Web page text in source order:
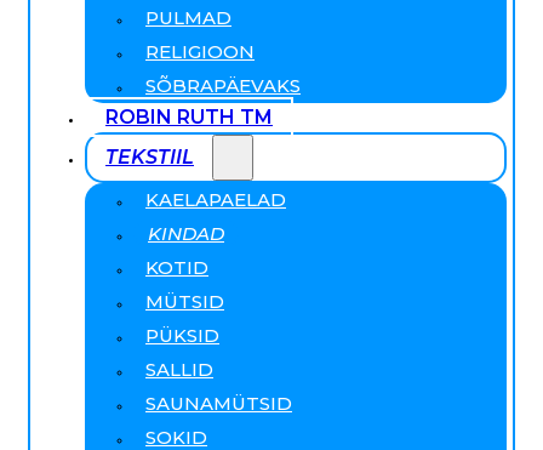
PULMAD
RELIGIOON
SÕBRAPÄEVAKS
ROBIN RUTH TM
TEKSTIIL
KAELAPAELAD
KINDAD
KOTID
MÜTSID
PÜKSID
SALLID
SAUNAMÜTSID
SOKID